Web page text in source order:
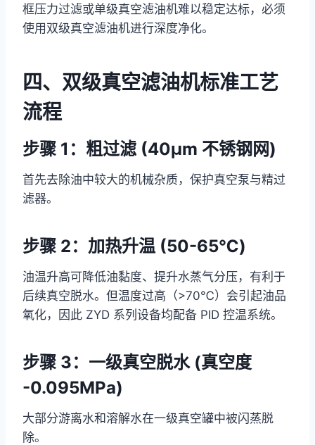
框压力过滤或单级真空滤油机难以稳定达标，必须
使用双级真空滤油机进行深度净化。
四、双级真空滤油机标准工艺
流程
步骤 1：粗过滤 (40μm 不锈钢网)
首先去除油中较大的机械杂质，保护真空泵与精过
滤器。
步骤 2：加热升温 (50-65℃)
油温升高可降低油黏度、提升水蒸气分压，有利于
后续真空脱水。但温度过高（>70℃）会引起油品
氧化，因此 ZYD 系列设备均配备 PID 控温系统。
步骤 3：一级真空脱水 (真空度
-0.095MPa)
大部分游离水和溶解水在一级真空罐中被闪蒸脱
除。